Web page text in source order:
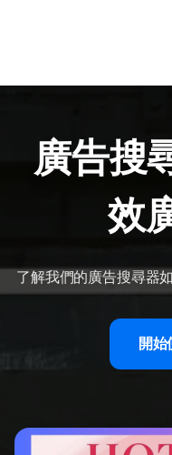
廣告搜
效
了解我們的廣告搜尋器
開始